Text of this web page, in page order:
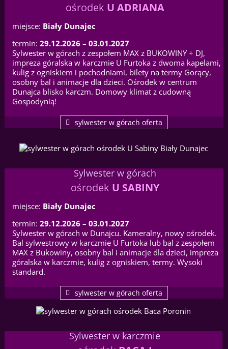
ośrodekU ADRIANA
miejsce: Biały Dunajec
termin: 29.12.2026 – 03.01.2027
Sylwester w górach z zespołem MAX z BUKOWINY + DJ,
impreza góralska w karczmie U Furtoka z dwoma kapelami,
kulig z ogniskiem i pochodniami, bilety na termy Gorący,
osobny bal i animacje dla dzieci. Ośrodek w centrum
Dunajca blisko karczm. Domowy klimat z cudowną
Gospodynią!
sylwester w górach oferta
Sylwester w górach
ośrodekU SABINY
miejsce: Biały Dunajec
termin: 29.12.2026 – 03.01.2027
Sylwester w górach w Dunajcu. Kameralny, nowy ośrodek.
Bal sylwestrowy w karczmie U Furtoka lub bal z zespołem
MAX z Bukowiny, osobny bal i animacje dla dzieci, impreza
góralska w karczmie, kulig z ogniskiem, termy. Wysoki
standard.
sylwester w górach oferta
Sylwester w karczmie